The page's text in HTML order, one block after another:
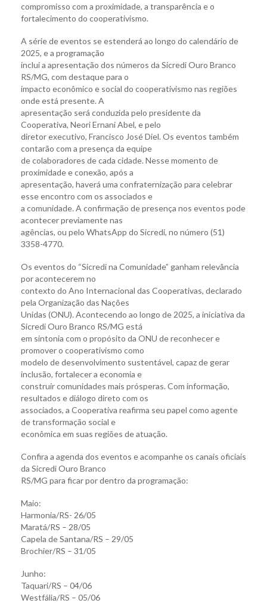
compromisso com a proximidade, a transparência e o
fortalecimento do cooperativismo.
A série de eventos se estenderá ao longo do calendário de
2025, e a programação
inclui a apresentação dos números da Sicredi Ouro Branco
RS/MG, com destaque para o
impacto econômico e social do cooperativismo nas regiões
onde está presente. A
apresentação será conduzida pelo presidente da
Cooperativa, Neori Ernani Abel, e pelo
diretor executivo, Francisco José Diel. Os eventos também
contarão com a presença da equipe
de colaboradores de cada cidade. Nesse momento de
proximidade e conexão, após a
apresentação, haverá uma confraternização para celebrar
esse encontro com os associados e
a comunidade. A confirmação de presença nos eventos pode
acontecer previamente nas
agências, ou pelo WhatsApp do Sicredi, no número (51)
3358-4770.
Os eventos do “Sicredi na Comunidade” ganham relevância
por acontecerem no
contexto do Ano Internacional das Cooperativas, declarado
pela Organização das Nações
Unidas (ONU). Acontecendo ao longo de 2025, a iniciativa da
Sicredi Ouro Branco RS/MG está
em sintonia com o propósito da ONU de reconhecer e
promover o cooperativismo como
modelo de desenvolvimento sustentável, capaz de gerar
inclusão, fortalecer a economia e
construir comunidades mais prósperas. Com informação,
resultados e diálogo direto com os
associados, a Cooperativa reafirma seu papel como agente
de transformação social e
econômica em suas regiões de atuação.
Confira a agenda dos eventos e acompanhe os canais oficiais
da Sicredi Ouro Branco
RS/MG para ficar por dentro da programação:
Maio:
Harmonia/RS- 26/05
Maratá/RS – 28/05
Capela de Santana/RS – 29/05
Brochier/RS – 31/05
Junho:
Taquari/RS – 04/06
Westfália/RS – 05/06